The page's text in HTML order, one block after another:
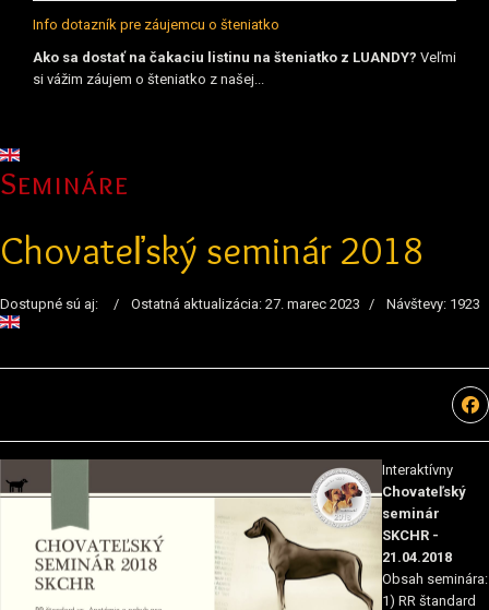
Info dotazník pre záujemcu o šteniatko
Ako sa dostať na čakaciu listinu na šteniatko z LUANDY? Veľmi
si vážim záujem o šteniatko z našej...
Vyberte váš jazyk
Semináre
Chovateľský seminár 2018
Dostupné sú aj: Ostatná aktualizácia: 27. marec 2023 Návštevy: 1923
Interaktívny
Chovateľský
seminár
SKCHR -
21.04.2018
Obsah seminára:
1) RR štandard